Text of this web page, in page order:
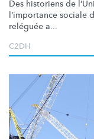
Des historiens de
l’importance sociale
reléguée a...
C2DH